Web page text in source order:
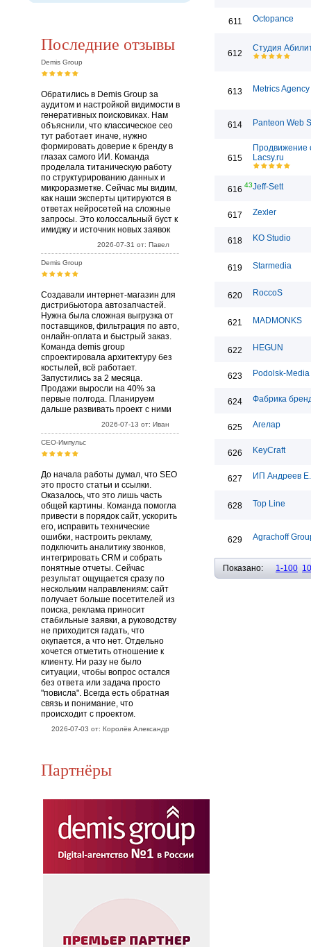
Последние отзывы
Demis Group
Обратились в Demis Group за
аудитом и настройкой видимости в
генеративных поисковиках. Нам
объяснили, что классическое сео
тут работает иначе, нужно
формировать доверие к бренду в
глазах самого ИИ. Команда
проделала титаническую работу
по структурированию данных и
микроразметке. Сейчас мы видим,
как наши эксперты цитируются в
ответах нейросетей на сложные
запросы. Это колоссальный буст к
имиджу и источник новых заявок
2026-07-31 от: Павел
Demis Group
Создавали интернет-магазин для
дистрибьютора автозапчастей.
Нужна была сложная выгрузка от
поставщиков, фильтрация по авто,
онлайн-оплата и быстрый заказ.
Команда demis group
спроектировала архитектуру без
костылей, всё работает.
Запустились за 2 месяца.
Продажи выросли на 40% за
первые полгода. Планируем
дальше развивать проект с ними
2026-07-13 от: Иван
СЕО-Импульс
До начала работы думал, что SEO
это просто статьи и ссылки.
Оказалось, что это лишь часть
общей картины. Команда помогла
привести в порядок сайт, ускорить
его, исправить технические
ошибки, настроить рекламу,
подключить аналитику звонков,
интегрировать CRM и собрать
понятные отчеты. Сейчас
результат ощущается сразу по
нескольким направлениям: сайт
получает больше посетителей из
поиска, реклама приносит
стабильные заявки, а руководству
не приходится гадать, что
окупается, а что нет. Отдельно
хочется отметить отношение к
клиенту. Ни разу не было
ситуации, чтобы вопрос остался
без ответа или задача просто
"повисла". Всегда есть обратная
связь и понимание, что
происходит с проектом.
2026-07-03 от: Королёв Александр
Партнёры
611 Octopance
612
Студия
613 Metrics Agency
614 Panteon Web
615
Продвижение
Lacsy.ru
616 43Jeff-Sett
617 Zexler
618 KO Studio
619 Starmedia
620 RoccoS
621 MADMONKS
622 HEGUN
623 Podolsk-Media
624 Фабрика
625 Агелар
626 KeyCraft
627 ИП Андреев
628 Top Line
629 Agrachoff
Показано: 1-100